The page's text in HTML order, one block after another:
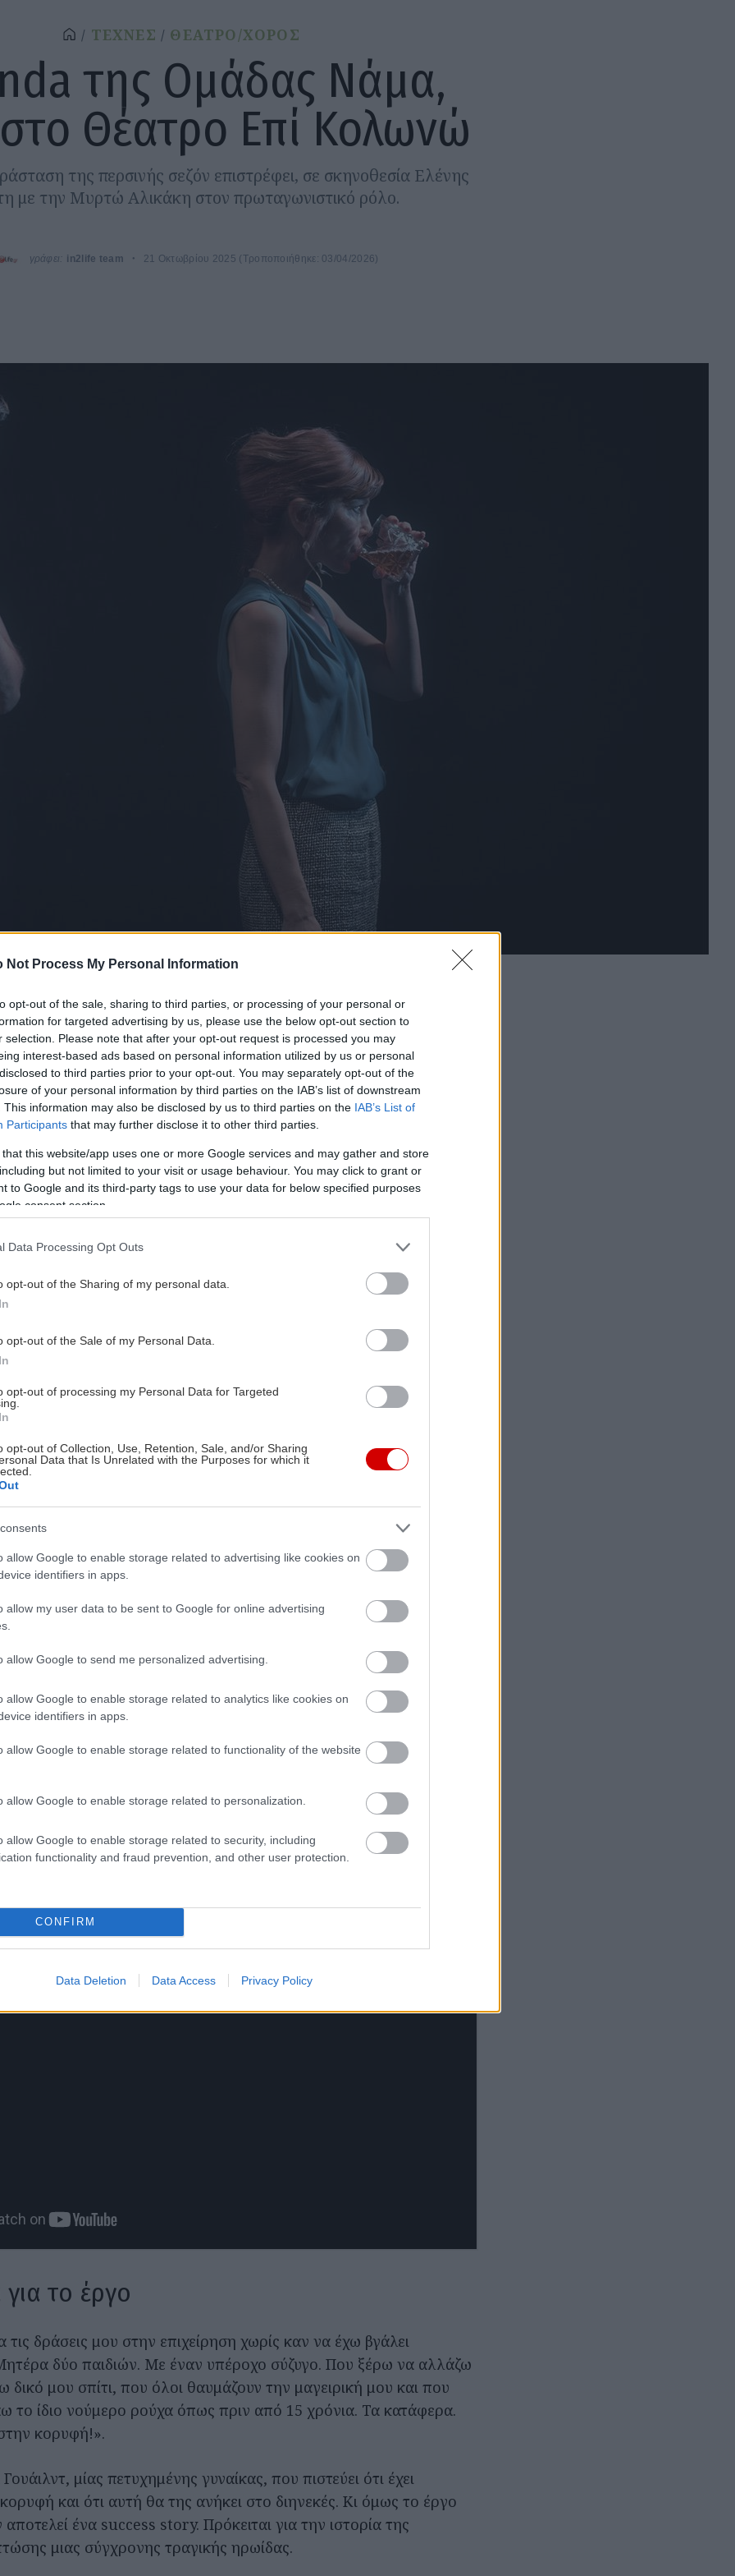
Not Process My Personal Information
opt-out of the sale, sharing to third parties, or processing of your personal or
for targeted advertising by us, please use the below opt-out section to
selection. Please note that after your opt-out request is processed you may
interest-based ads based on personal information utilized by us or personal
to third parties prior to your opt-out. You may separately opt-out of the
of your personal information by third parties on the IAB’s list of downstream
This information may also be disclosed by us to third parties on the IAB’s List of
Participants that may further disclose it to other third parties.
that this website/app uses one or more Google services and may gather and store
but not limited to your visit or usage behaviour. You may click to grant or
to Google and its third-party tags to use your data for below specified purposes
consent section.
Data Processing Opt Outs
opt-out of the Sharing of my personal data.
opt-out of the Sale of my Personal Data.
opt-out of processing my Personal Data for Targeted
opt-out of Collection, Use, Retention, Sale, and/or Sharing
Data that Is Unrelated with the Purposes for which it
allow Google to enable storage related to advertising like cookies on
identifiers in apps.
allow my user data to be sent to Google for online advertising
allow Google to send me personalized advertising.
allow Google to enable storage related to analytics like cookies on
identifiers in apps.
allow Google to enable storage related to functionality of the website
allow Google to enable storage related to personalization.
allow Google to enable storage related to security, including
functionality and fraud prevention, and other user protection.
CONFIRM
Data Deletion Data Access Privacy Policy
ΤΕΧΝΕΣ ΘΕΑΤΡΟ/ΧΟΡΟΣ
της Ομάδας Νάμα,
Θέατρο Επί Κολωνώ
της περσινής σεζόν επιστρέφει, σε σκηνοθεσία Ελένης
με την Μυρτώ Αλικάκη στον πρωταγωνιστικό ρόλο.
γράφει: in2life team 21 Οκτωβρίου 2025 (Τροποποιήθηκε: 03/04/2026)
Penelope Skinner συνεχίζεται, για λίγες μόνο καιοριστικά
τελευταίες παραστάσεις
.
τα συνεχόμενα sold out και τη θερμή ανταπόκριση κοινού και
τη συνέχιση της παράστασης Linda της Penelope Skinner σε
Σκότη, για δεύτερη χρονιά και με ανανεωμένο καστ, στο θέατρο
τις 9 Οκτωβρίου. Στο ρόλο της Linda η Μυρτώ Αλικάκη.
το 2015 στο Royal Court Theater του Λονδίνου
βραβείο Berwin Lee ενώ επιλέχθηκε και ως υποψήφιο για το
Smith Blackburn. Η παράσταση επαναλήφθηκε με επιτυχία στη Νέα
άλλες θεατρικές σκηνές της Ευρώπης και της Αμερικής.
για το έργο
τις δράσεις μου στην επιχείρηση χωρίς καν να έχω βγάλει
δύο παιδιών. Με έναν υπέροχο σύζυγο. Που ξέρω να αλλάζω
δικό μου σπίτι, που όλοι θαυμάζουν την μαγειρική μου και που
ίδιο νούμερο ρούχα όπως πριν από 15 χρόνια. Τα κατάφερα.
κορυφή!».
μίας πετυχημένης γυναίκας, που πιστεύει ότι έχει
και ότι αυτή θα της ανήκει στο διηνεκές. Κι όμως το έργο
ένα success story. Πρόκειται για την ιστορία της
μιας σύγχρονης τραγικής ηρωίδας.